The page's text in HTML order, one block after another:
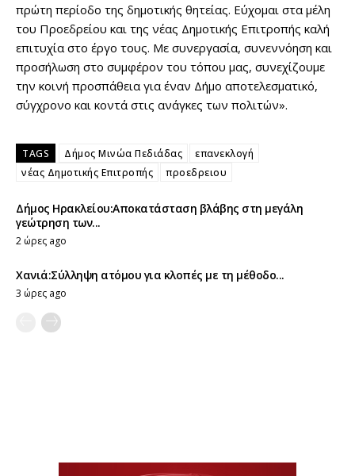
πρώτη περίοδο της δημοτικής θητείας. Εύχομαι στα μέλη
του Προεδρείου και της νέας Δημοτικής Επιτροπής καλή
επιτυχία στο έργο τους. Με συνεργασία, συνεννόηση και
προσήλωση στο συμφέρον του τόπου μας, συνεχίζουμε
την κοινή προσπάθεια για έναν Δήμο αποτελεσματικό,
σύγχρονο και κοντά στις ανάγκες των πολιτών».
TAGS Δήμος Μινώα Πεδιάδας
επανεκλογή
νέας Δημοτικής Επιτροπής
προεδρειου
Δήμος Ηρακλείου:Αποκατάσταση βλάβης στη μεγάλη
γεώτρηση των...
2 ώρες ago
Χανιά:Σύλληψη ατόμου για κλοπές με τη μέθοδο...
3 ώρες ago